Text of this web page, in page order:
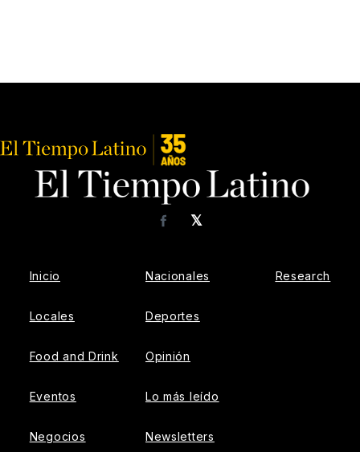
𝕏
Facebook
Inicio
Locales
Food and Drink
Eventos
Negocios
Nacionales
Deportes
Opinión
Lo más leído
Newsletters
Research